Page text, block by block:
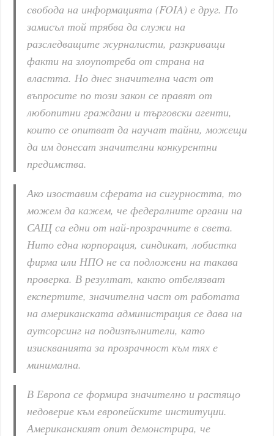
свобода на информацията (FOIA) е друг. По
замисъл той трябва да служи на
разследващите журналисти, разкриващи
факти на злоупотреба от страна на
властта. Но днес значителна част от
въпросите по този закон се правят от
любопитни граждани и търговски агенти,
които се опитват да научат тайни, можещи
да им донесат значителни конкурентни
предимства.
Ако изоставим сферата на сигурността, то
можем да кажем, че федералните органи на
САЩ са едни от най-прозрачните в света.
Нито една корпорация, синдикат, лобистка
фирма или НПО не са подложени на такава
проверка. В резултат, както отбелязват
експертите, значителна част от работата
на американската администрация се дава на
аутсорсинг на подизпълнители, като
изискванията за прозрачност към тях е
минимална.
В Европа се формира значително и растящо
недоверие към европейските институции.
Американският опит демонстрира, че